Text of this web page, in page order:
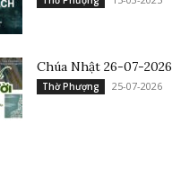
Chúa Nhật 26-07-2026
Thờ Phượng 25-07-2026